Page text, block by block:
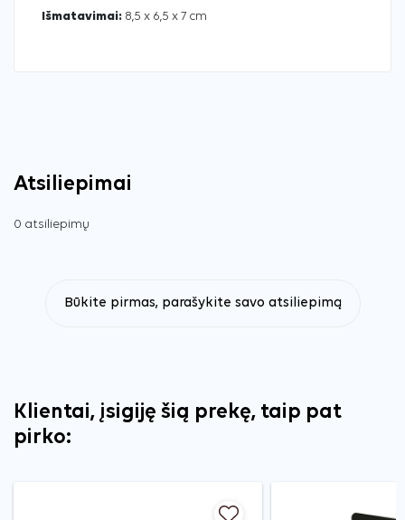
Išmatavimai: 8,5 x 6,5 x 7 cm
Atsiliepimai
0 atsiliepimų
Būkite pirmas, parašykite savo atsiliepimą
Klientai, įsigiję šią prekę, taip pat
pirko: